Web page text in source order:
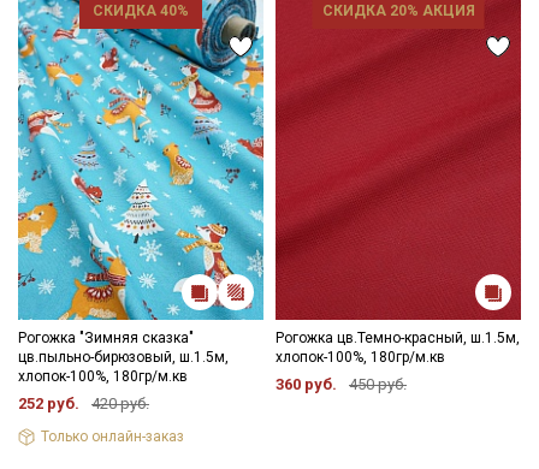
СКИДКА 40%
Рогожка "Зимняя сказка"
цв.пыльно-бирюзовый, ш.1.5м,
хлопок-100%, 180гр/м.кв
252 руб. 420 руб.
Только онлайн-заказ
СКИДКА 20% АКЦИЯ
Рогожка цв.Темно-красный, ш.1.5м,
хлопок-100%, 180гр/м.кв
360 руб. 450 руб.